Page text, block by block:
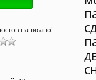
написано!